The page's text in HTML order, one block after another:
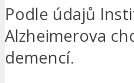
Podle údajů
Alzheimerova
demencí.